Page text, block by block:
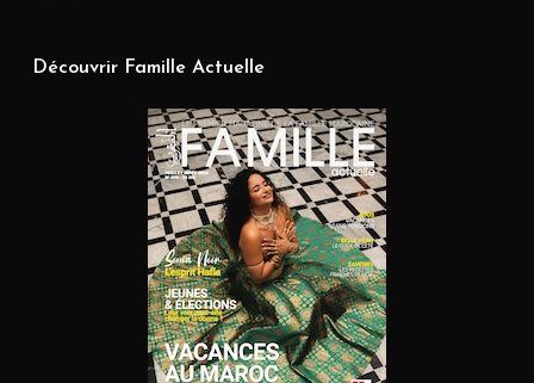
Découvrir Famille Actuelle